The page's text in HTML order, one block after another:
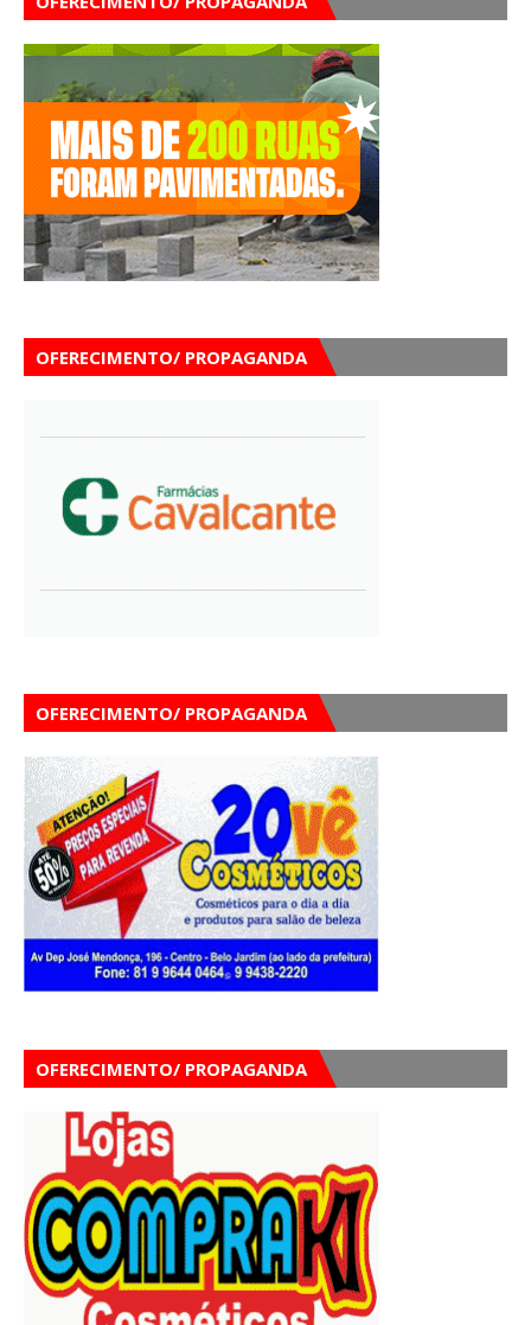
OFERECIMENTO/ PROPAGANDA
OFERECIMENTO/ PROPAGANDA
OFERECIMENTO/ PROPAGANDA